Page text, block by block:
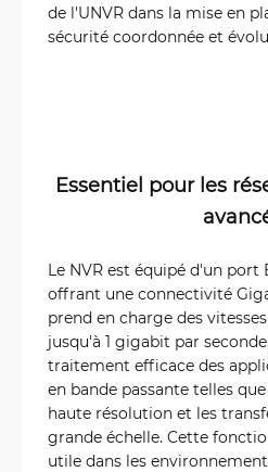
de l'UNVR dans la mise en
sécurité coordonnée et
Essentiel pour les
Le NVR est équipé d'un port
offrant une connectivité
prend en charge des
jusqu'à 1 gigabit par
traitement efficace des
en bande passante telles
haute résolution et les
grande échelle. Cette
utile dans les